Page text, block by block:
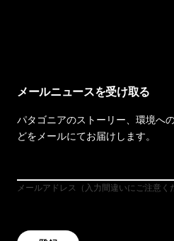
メールニュースを受け取る
パタゴニアのストーリー、環境へ
どをメールにてお届けします。
メールアドレス（入力間違いにご注意く